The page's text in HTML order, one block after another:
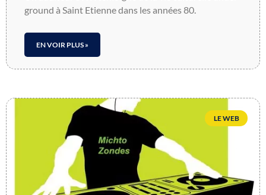
ground à Saint Etienne dans les années 80.
EN VOIR PLUS »
LE WEB